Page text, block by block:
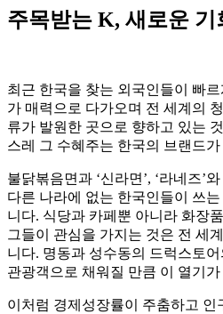
주목받는 K, 새로운 기
최근 한국을 찾는 외국인들이 빠
가 매력으로 다가오며 전 세계의
류가 발원한 곳으로 향하고 있는
스레 그 수혜주는 한국의 브랜드
불닭볶음면과 ‘신라면’, ‘라네즈’
다른 나라에 없는 한국인들이 쓰
니다. 식당과 카페뿐 아니라 화장
그들이 관심을 가지는 것은 전 세
니다. 명동과 성수동의 드럭스토
관광객으로 채워질 만큼 이 열기
이처럼 경제성장률이 주춤하고 인